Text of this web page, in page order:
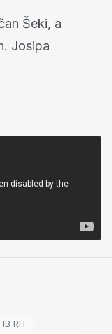
Šeki, a
Josipa
RH